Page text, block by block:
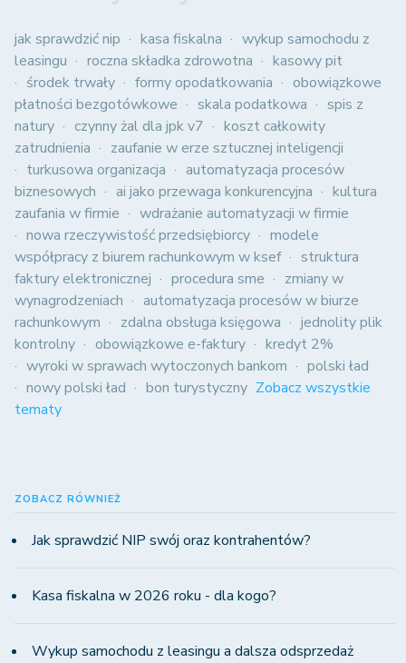
jak sprawdzić nip kasa fiskalna
wykup samochodu z
leasingu
roczna składka zdrowotna
kasowy pit
środek trwały
formy opodatkowania
obowiązkowe
płatności bezgotówkowe
skala podatkowa
spis z
natury
czynny żal dla jpk v7
koszt całkowity
zatrudnienia
zaufanie w erze sztucznej inteligencji
turkusowa organizacja
automatyzacja procesów
biznesowych
ai jako przewaga konkurencyjna
kultura
zaufania w firmie
wdrażanie automatyzacji w firmie
nowa rzeczywistość przedsiębiorcy
modele
współpracy z biurem rachunkowym w ksef
struktura
faktury elektronicznej
procedura sme
zmiany w
wynagrodzeniach
automatyzacja procesów w biurze
rachunkowym
zdalna obsługa księgowa
jednolity plik
kontrolny
obowiązkowe e-faktury
kredyt 2%
wyroki w sprawach wytoczonych bankom
polski ład
nowy polski ład
bon turystyczny Zobacz wszystkie
tematy
ZOBACZ RÓWNIEŻ
Jak sprawdzić NIP swój oraz kontrahentów?
Kasa fiskalna w 2026 roku - dla kogo?
Wykup samochodu z leasingu a dalsza odsprzedaż